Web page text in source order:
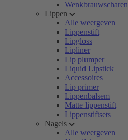
Wenkbrauwscharen
Lippen
Alle weergeven
Lippenstift
Lipgloss
Lipliner
Lip plumper
Liquid Lipstick
Accessoires
Lip primer
Lippenbalsem
Matte lippenstift
Lippenstiftsets
Nagels
Alle weergeven